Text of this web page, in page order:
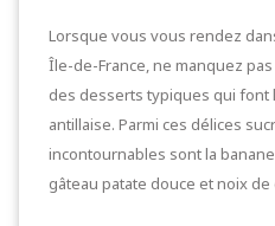
Lorsque vous vous rendez
Île-de-France, ne manquez pas
des desserts typiques qui font
antillaise. Parmi ces délices
incontournables sont la
gâteau patate douce et noix de